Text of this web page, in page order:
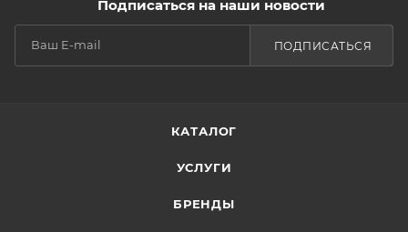
Подписаться на наши новости
ПОДПИСАТЬСЯ
КАТАЛОГ
УСЛУГИ
БРЕНДЫ